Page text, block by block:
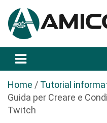
a
Amicopc.com
Home
Tutorial
Guida per Creare e
Twitch